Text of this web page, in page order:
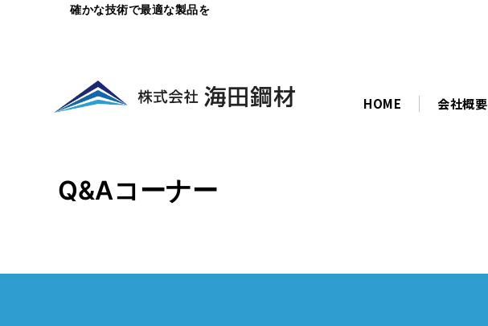
確かな技術で最適な製品を
HOME 会社概要
Q&Aコーナー